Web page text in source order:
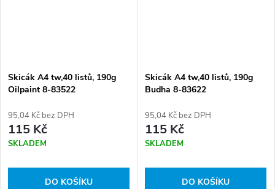
Skicák A4 tw,40 listů, 190g
Oilpaint 8-83522
95,04 Kč bez DPH
115 Kč
SKLADEM
DO KOŠÍKU
Skicák A4 tw,40 listů, 190g
Budha 8-83622
95,04 Kč bez DPH
115 Kč
SKLADEM
DO KOŠÍKU